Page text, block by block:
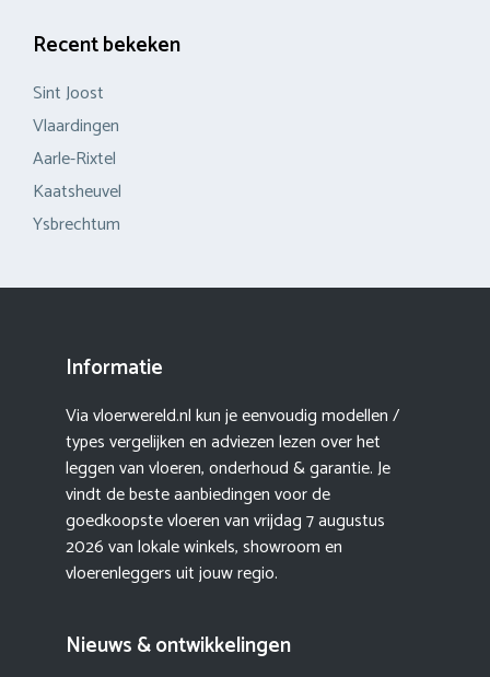
Recent bekeken
Sint Joost
Vlaardingen
Aarle-Rixtel
Kaatsheuvel
Ysbrechtum
Informatie
Via vloerwereld.nl kun je eenvoudig modellen /
types vergelijken en adviezen lezen over het
leggen van vloeren, onderhoud & garantie. Je
vindt de beste aanbiedingen voor de
goedkoopste vloeren van vrijdag 7 augustus
2026 van lokale winkels, showroom en
vloerenleggers uit jouw regio.
Nieuws & ontwikkelingen